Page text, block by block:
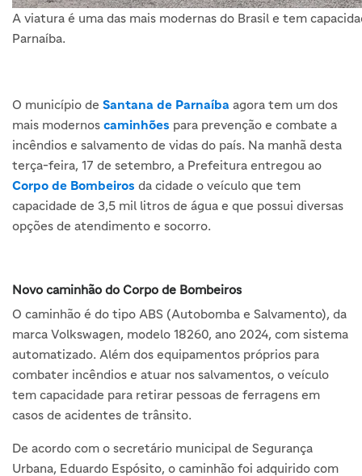
A viatura é uma das mais modernas do Brasil e tem
Parnaíba.
O município de Santana de Parnaíba agora tem um dos
mais modernos caminhões para prevenção e combate a
incêndios e salvamento de vidas do país. Na manhã desta
terça-feira, 17 de setembro, a Prefeitura entregou ao
Corpo de Bombeiros da cidade o veículo que tem
capacidade de 3,5 mil litros de água e que possui diversas
opções de atendimento e socorro.
Novo caminhão do Corpo de Bombeiros
O caminhão é do tipo ABS (Autobomba e Salvamento), da
marca Volkswagen, modelo 18260, ano 2024, com sistema
automatizado. Além dos equipamentos próprios para
combater incêndios e atuar nos salvamentos, o veículo
tem capacidade para retirar pessoas de ferragens em
casos de acidentes de trânsito.
De acordo com o secretário municipal de Segurança
Urbana, Eduardo Espósito, o caminhão foi adquirido com